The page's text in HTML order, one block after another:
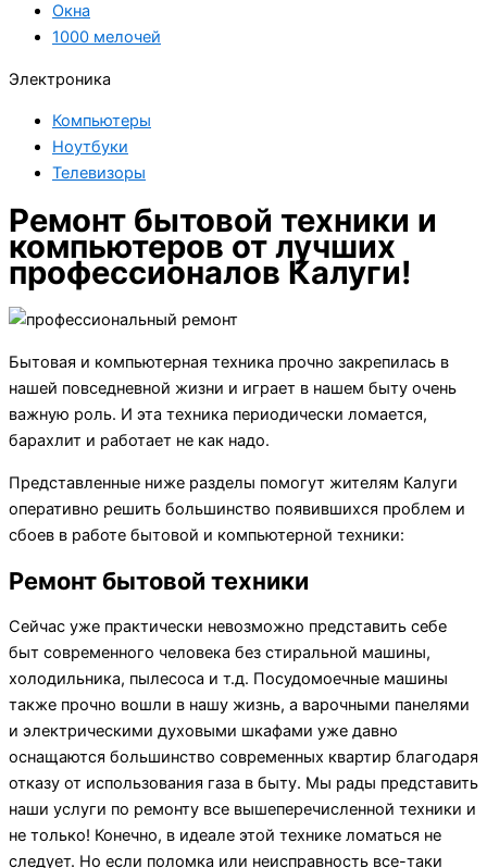
Окна
1000 мелочей
Электроника
Компьютеры
Ноутбуки
Телевизоры
Ремонт бытовой техники и
компьютеров от лучших
профессионалов Калуги!
Бытовая и компьютерная техника прочно закрепилась в
нашей повседневной жизни и играет в нашем быту очень
важную роль. И эта техника периодически ломается,
барахлит и работает не как надо.
Представленные ниже разделы помогут жителям Калуги
оперативно решить большинство появившихся проблем и
сбоев в работе бытовой и компьютерной техники:
Ремонт бытовой техники
Сейчас уже практически невозможно представить себе
быт современного человека без стиральной машины,
холодильника, пылесоса и т.д. Посудомоечные машины
также прочно вошли в нашу жизнь, а варочными панелями
и электрическими духовыми шкафами уже давно
оснащаются большинство современных квартир благодаря
отказу от использования газа в быту. Мы рады представить
наши услуги по ремонту все вышеперечисленной техники и
не только! Конечно, в идеале этой технике ломаться не
следует. Но если поломка или неисправность все-таки